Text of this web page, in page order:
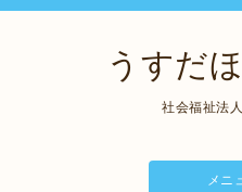
うすだ
社会福祉法
メニ